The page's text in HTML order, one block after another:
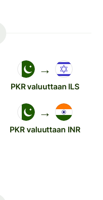
→
PKR valuuttaan ILS
→
PKR valuuttaan INR